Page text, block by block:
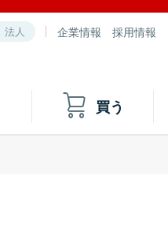
法人 企業情報 採用情報
買う